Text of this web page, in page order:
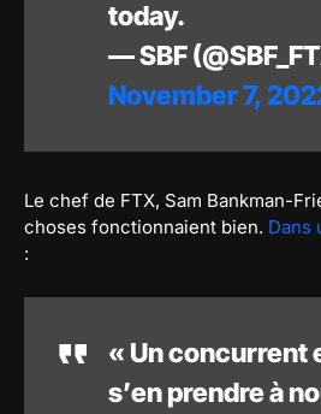
today.
— SBF
November 7,
Le chef de FTX, Sam Bankman-
choses fonctionnaient bien. Dans
:
« Un concurrent
s’en prendre à